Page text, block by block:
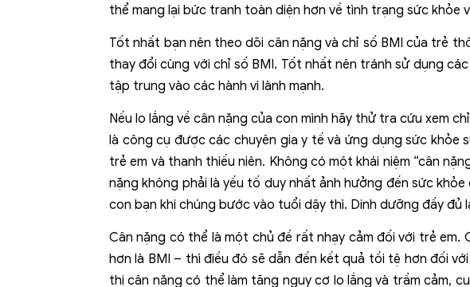
thể mang lại bức tranh toàn diện hơn về tình trạng sức khỏe
Tốt nhất bạn nên theo dõi cân nặng và chỉ số BMI của trẻ
thay đổi cùng với chỉ số BMI. Tốt nhất nên tránh sử dụng
tập trung vào các hành vi lành mạnh.
Nếu lo lắng về cân nặng của con mình hãy thử tra cứu xem
là công cụ được các chuyên gia y tế và ứng dụng sức khỏe
trẻ em và thanh thiếu niên. Không có một khái niệm “cân
nặng không phải là yếu tố duy nhất ảnh hưởng đến sức
con bạn khi chúng bước vào tuổi dậy thì. Dinh dưỡng đầy
Cân nặng có thể là một chủ đề rất nhạy cảm đối với trẻ
hơn là BMI – thì điều đó sẽ dẫn đến kết quả tồi tệ hơn đối
thị cân nặng có thể làm tăng nguy cơ lo lắng và trầm cảm,